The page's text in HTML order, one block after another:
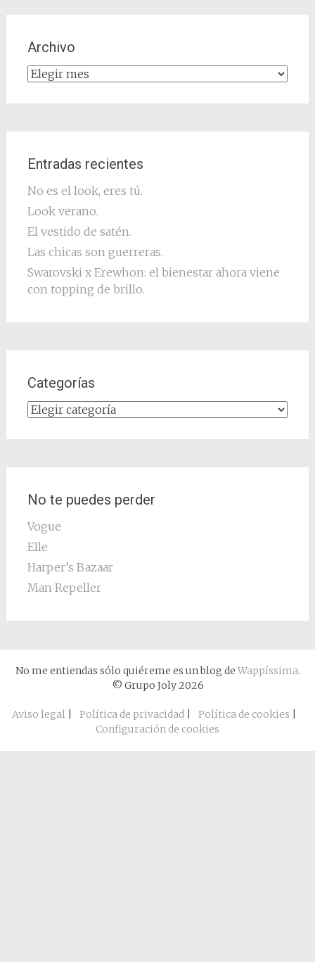
Archivo
Archivo
Entradas recientes
No es el look, eres tú.
Look verano.
El vestido de satén.
Las chicas son guerreras.
Swarovski x Erewhon: el bienestar ahora viene
con topping de brillo.
Categorías
Categorías
No te puedes perder
Vogue
Elle
Harper’s Bazaar
Man Repeller
No me entiendas sólo quiéreme es un blog de Wappíssima.
© Grupo Joly 2026
Aviso legal| Política de privacidad| Política de cookies
Configuración de cookies